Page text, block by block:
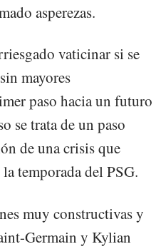
asperezas.
vaticinar si se
mayores
paso hacia un futuro
se trata de un paso
de una crisis que
temporada del PSG.
muy constructivas y
Germain y Kylian